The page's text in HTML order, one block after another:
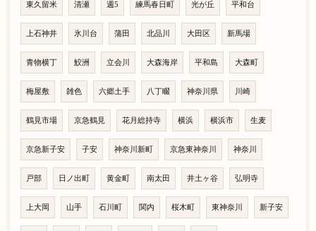
東久留米 清瀬 週5 練馬春日町 光が丘 平和台
上石神井 氷川台 蒲田 北品川 大田区 新馬場
青物横丁 鮫洲 立会川 大森海岸 平和島 大森町
梅屋敷 雑色 六郷土手 八丁畷 神奈川県 川崎
鶴見市場 京急鶴見 花月総持寺 横浜 横浜市 生麦
京急新子安 子安 神奈川新町 京急東神奈川 神奈川
戸部 日ノ出町 黄金町 南太田 井土ヶ谷 弘明寺
上大岡 山手 石川町 関内 桜木町 東神奈川 新子安